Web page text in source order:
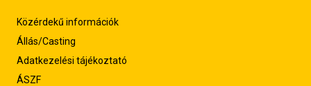
Közérdekű információk
Állás/Casting
Adatkezelési tájékoztató
ÁSZF